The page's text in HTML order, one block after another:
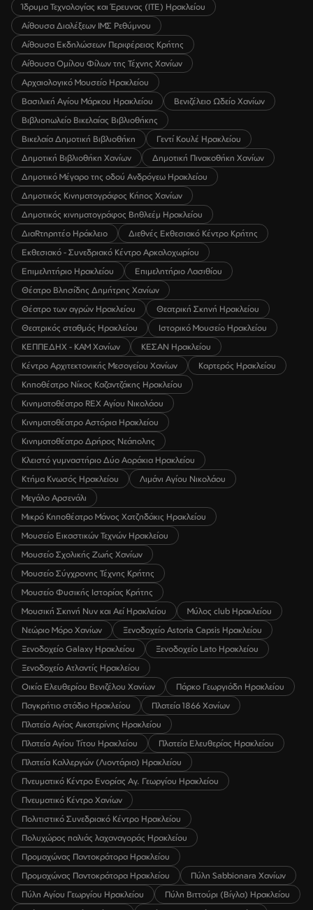
Ίδρυμα Τεχνολογίας και Έρευνας (ΙΤΕ) Ηρακλείου
Αίθουσα Διαλέξεων ΙΜΣ Ρεθύμνου
Αίθουσα Εκδηλώσεων Περιφέρειας Κρήτης
Αίθουσα Ομίλου Φίλων της Τέχνης Χανίων
Αρχαιολογικό Μουσείο Ηρακλείου
Βασιλική Αγίου Μάρκου Ηρακλείου
Βενιζέλειο Ωδείο Χανίων
Βιβλιοπωλείο Βικελαίας Βιβλιοθήκης
Βικελαία Δημοτική Βιβλιοθήκη
Γεντί Κουλέ Ηρακλείου
Δημοτική Βιβλιοθήκη Χανίων
Δημοτική Πινακοθήκη Χανίων
Δημοτικό Μέγαρο της οδού Ανδρόγεω Ηρακλείου
Δημοτικός Κινηματογράφος Κήπος Χανίων
Δημοτικός κινηματογράφος Βηθλεέμ Ηρακλείου
ΔιαRτηρητέο Ηράκλειο
Διεθνές Εκθεσιακό Κέντρο Κρήτης
Εκθεσιακό - Συνεδριακό Κέντρο Αρκαλοχωρίου
Επιμελητήριο Ηρακλείου
Επιμελητήριο Λασιθίου
Θέατρο Βλησίδης Δημήτρης Χανίων
Θέατρο των αγρών Ηρακλείου
Θεατρική Σκηνή Ηρακλείου
Θεατρικός σταθμός Ηρακλείου
Ιστορικό Μουσείο Ηρακλείου
ΚΕΠΠΕΔΗΧ - ΚΑΜ Χανίων
ΚΕΣΑΝ Ηρακλείου
Κέντρο Αρχιτεκτονικής Μεσογείου Χανίων
Καρτερός Ηρακλείου
Κηποθέατρο Νίκος Καζαντζάκης Ηρακλείου
Κινηματοθέατρο REX Αγίου Νικολάου
Κινηματοθέατρο Αστόρια Ηρακλείου
Κινηματοθέατρο Δρήρος Νεάπολης
Κλειστό γυμναστήριο Δύο Αοράκια Ηρακλείου
Κτήμα Κνωσός Ηρακλείου
Λιμάνι Αγίου Νικολάου
Μεγάλο Αρσενάλι
Μικρό Κηποθέατρο Μάνος Χατζηδάκις Ηρακλείου
Μουσείο Εικαστικών Τεχνών Ηρακλείου
Μουσείο Σχολικής Ζωής Χανίων
Μουσείο Σύγχρονης Τέχνης Κρήτης
Μουσείο Φυσικής Ιστορίας Κρήτης
Μουσική Σκηνή Νυν και Αεί Ηρακλείου
Μύλος club Ηρακλείου
Νεώριο Μόρο Χανίων
Ξενοδοχείο Astoria Capsis Ηρακλείου
Ξενοδοχείο Galaxy Ηρακλείου
Ξενοδοχείο Lato Ηρακλείου
Ξενοδοχείο Ατλαντίς Ηρακλείου
Οικία Ελευθερίου Βενιζέλου Χανίων
Πάρκο Γεωργιάδη Ηρακλείου
Παγκρήτιο στάδιο Ηρακλείου
Πλατεία 1866 Χανίων
Πλατεία Αγίας Αικατερίνης Ηρακλείου
Πλατεία Αγίου Τίτου Ηρακλείου
Πλατεία Ελευθερίας Ηρακλείου
Πλατεία Καλλεργών (Λιοντάρια) Ηρακλείου
Πνευματικό Κέντρο Ενορίας Αγ. Γεωργίου Ηρακλείου
Πνευματικό Κέντρο Χανίων
Πολιτιστικό Συνεδριακό Κέντρο Ηρακλείου
Πολυχώρος παλιάς λαχαναγοράς Ηρακλείου
Προμαχώνας Παντοκράτορα Ηρακλείου
Προμαχώνας Παντοκράτορα Ηρακλείου
Πύλη Sabbionara Χανίων
Πύλη Αγίου Γεωργίου Ηρακλείου
Πύλη Βιττούρι (Βίγλα) Ηρακλείου